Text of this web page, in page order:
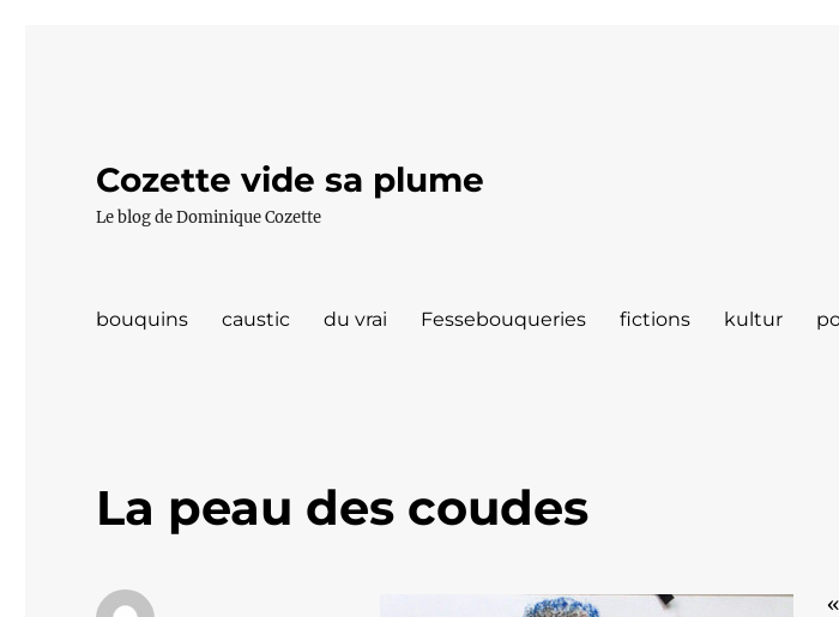
Cozette vide sa plume
Le blog de Dominique Cozette
bouquins caustic du vrai Fessebouqueries fictions kultur
La peau des coudes